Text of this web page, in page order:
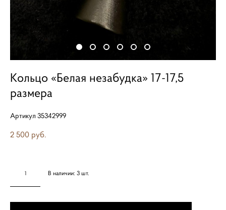
Кольцо «Белая незабудка» 17-17,5
размера
Артикул 35342999
2 500 pуб.
В наличии: 3 шт.